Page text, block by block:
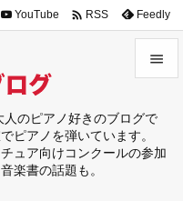
のピアノ好きのブログで
ピアノを弾いています。
ュア向けコンクールの参加
楽書の話題も。

メニュ

サイド
YouTube  RSS Feedly